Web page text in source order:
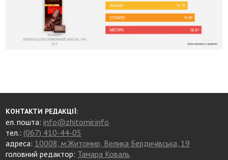
КОНТАКТИ РЕДАКЦІЇ:
ел. пошта:info@zhitomir.info
тел.: (067) 410-44-05
адреса: 10008, м.Житомир, Велика Бердичівська, 19
головний редактор: Тамара Коваль